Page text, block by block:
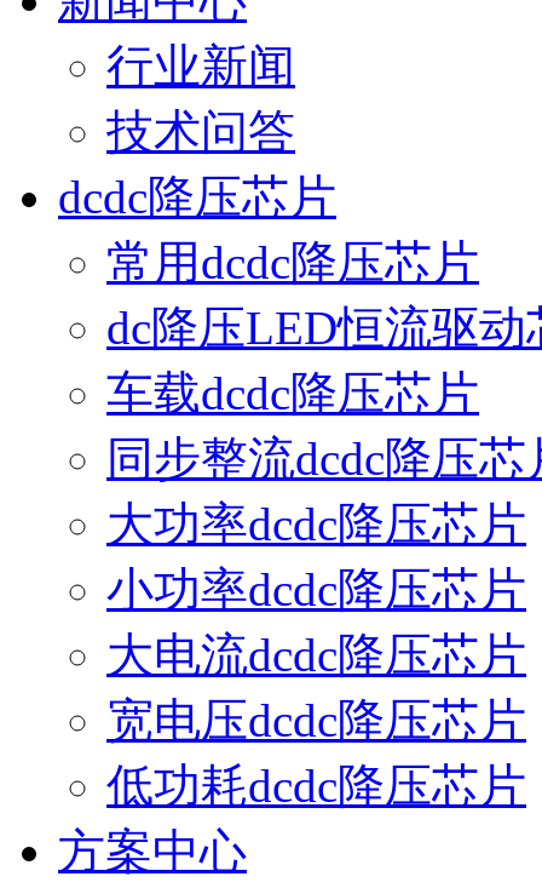
行业新闻
技术问答
dcdc降压芯片
常用dcdc降压芯片
dc降压LED恒流驱动
车载dcdc降压芯片
同步整流dcdc降压芯
大功率dcdc降压芯片
小功率dcdc降压芯片
大电流dcdc降压芯片
宽电压dcdc降压芯片
低功耗dcdc降压芯片
方案中心